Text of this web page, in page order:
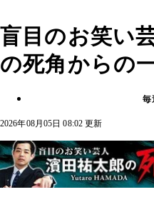
盲目のお笑い
の死角からの
毎
2026年08月05日 08:02 更新